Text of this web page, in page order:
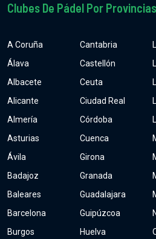
Clubes De Pádel Por Provincias
A Coruña
Álava
Albacete
Alicante
Almería
Asturias
Ávila
Badajoz
Baleares
Barcelona
Burgos
Cantabria
Castellón
Ceuta
Ciudad Real
Córdoba
Cuenca
Girona
Granada
Guadalajara
Guipúzcoa
Huelva